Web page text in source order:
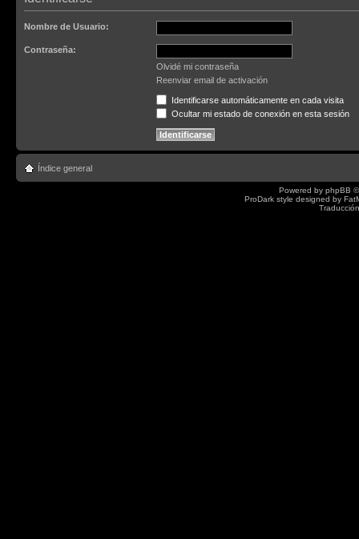
Nombre de Usuario:
Contraseña:
Olvidé mi contraseña
Reenviar email de activación
Identificarse automáticamente en cada visita
Ocultar mi estado de conexión en esta sesión
Índice general
Powered by phpBB
ProDark style designed by